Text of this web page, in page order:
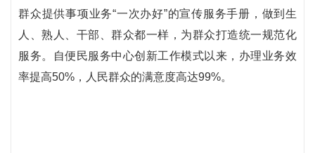
群众提供事项业务“一次办好”的宣传服务手册，做到生
人、熟人、干部、群众都一样，为群众打造统一规范化
服务。自便民服务中心创新工作模式以来，办理业务效
率提高50%，人民群众的满意度高达99%。